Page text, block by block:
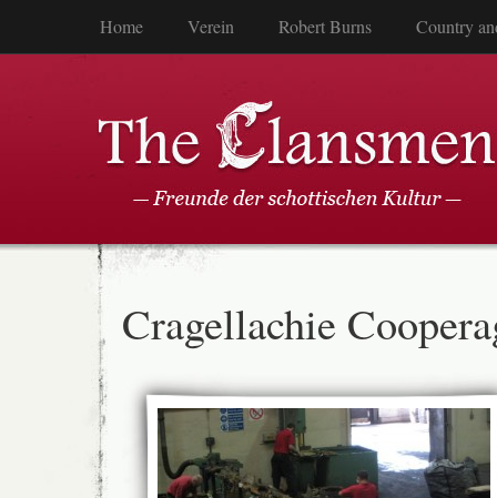
Home Verein Robert Burns Country
Cragellachie